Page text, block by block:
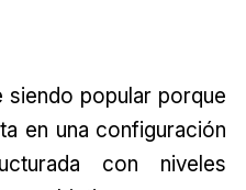
siendo popular porque
en una configuración
con niveles